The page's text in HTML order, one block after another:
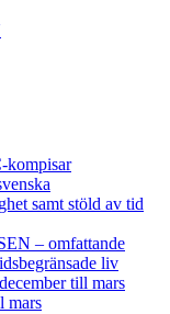
kompisar
samt stöld av tid
– omfattande
liv
till mars
mars